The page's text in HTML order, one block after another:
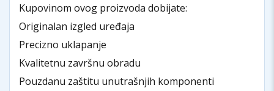
Kupovinom ovog proizvoda dobijate:
Originalan izgled uređaja
Precizno uklapanje
Kvalitetnu završnu obradu
Pouzdanu zaštitu unutrašnjih komponenti